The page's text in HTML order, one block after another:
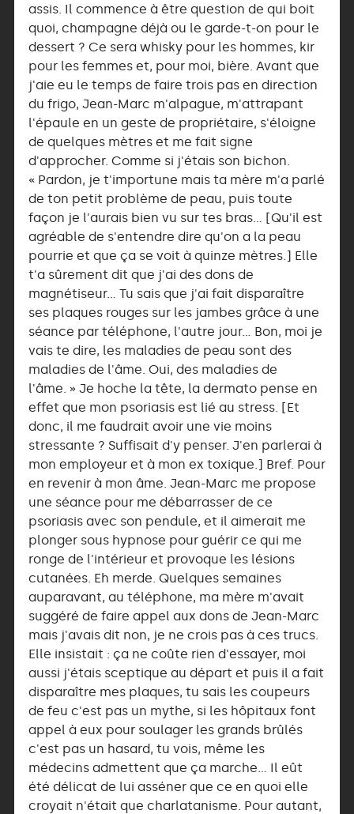
assis. Il commence à être question de qui boit
quoi, champagne déjà ou le garde-t-on pour le
dessert ? Ce sera whisky pour les hommes, kir
pour les femmes et, pour moi, bière. Avant que
j'aie eu le temps de faire trois pas en direction
du frigo, Jean-Marc m'alpague, m'attrapant
l'épaule en un geste de propriétaire, s'éloigne
de quelques mètres et me fait signe
d'approcher. Comme si j'étais son bichon.
« Pardon, je t'importune mais ta mère m'a parlé
de ton petit problème de peau, puis toute
façon je l'aurais bien vu sur tes bras… [Qu'il est
agréable de s'entendre dire qu'on a la peau
pourrie et que ça se voit à quinze mètres.] Elle
t'a sûrement dit que j'ai des dons de
magnétiseur… Tu sais que j'ai fait disparaître
ses plaques rouges sur les jambes grâce à une
séance par téléphone, l'autre jour… Bon, moi je
vais te dire, les maladies de peau sont des
maladies de l'âme. Oui, des maladies de
l'âme. » Je hoche la tête, la dermato pense en
effet que mon psoriasis est lié au stress. [Et
donc, il me faudrait avoir une vie moins
stressante ? Suffisait d'y penser. J'en parlerai à
mon employeur et à mon ex toxique.] Bref. Pour
en revenir à mon âme. Jean-Marc me propose
une séance pour me débarrasser de ce
psoriasis avec son pendule, et il aimerait me
plonger sous hypnose pour guérir ce qui me
ronge de l'intérieur et provoque les lésions
cutanées. Eh merde. Quelques semaines
auparavant, au téléphone, ma mère m'avait
suggéré de faire appel aux dons de Jean-Marc
mais j'avais dit non, je ne crois pas à ces trucs.
Elle insistait : ça ne coûte rien d'essayer, moi
aussi j'étais sceptique au départ et puis il a fait
disparaître mes plaques, tu sais les coupeurs
de feu c'est pas un mythe, si les hôpitaux font
appel à eux pour soulager les grands brûlés
c'est pas un hasard, tu vois, même les
médecins admettent que ça marche… Il eût
été délicat de lui asséner que ce en quoi elle
croyait n'était que charlatanisme. Pour autant,